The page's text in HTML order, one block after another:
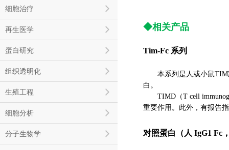
细胞治疗
再生医学
蛋白研究
组织透明化
生殖工程
细胞分析
分子生物学
◆相关产品
Tim-Fc 系列
本系列是人或小鼠TIM家
白。
TIMD（T cell
重要作用。此外，有报告
对照蛋白（人 IgG1 Fc